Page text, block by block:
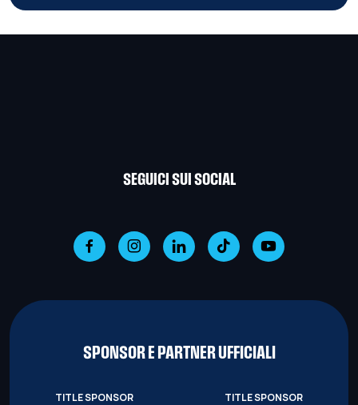
SEGUICI SUI SOCIAL
SPONSOR E PARTNER UFFICIALI
TITLE SPONSOR TITLE SPONSOR